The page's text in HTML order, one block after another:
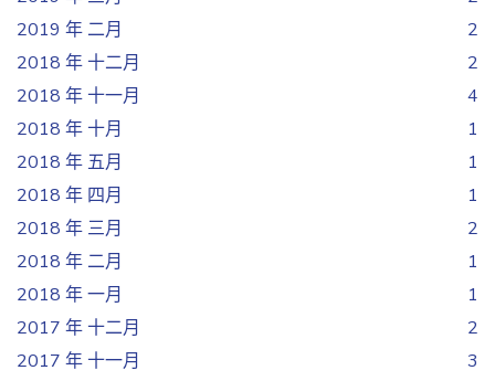
2019 年 二月
2
2018 年 十二月
2
2018 年 十一月
4
2018 年 十月
1
2018 年 五月
1
2018 年 四月
1
2018 年 三月
2
2018 年 二月
1
2018 年 一月
1
2017 年 十二月
2
2017 年 十一月
3